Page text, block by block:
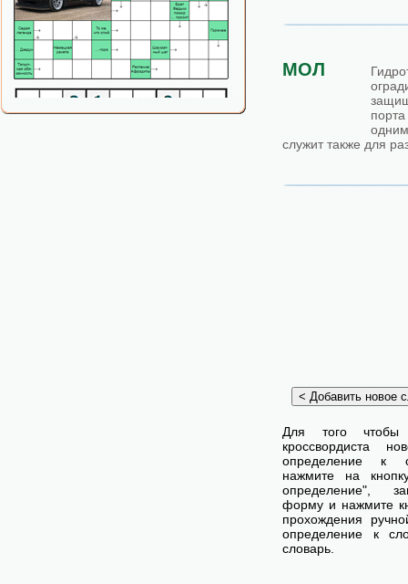
МОЛ
служит также для
Для того чтобы
кроссвордиста
определение к
нажмите на
определение",
форму и нажмите
прохождения
определение к
словарь.